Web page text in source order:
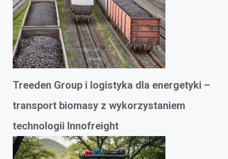
Treeden Group i logistyka dla energetyki –
transport biomasy z wykorzystaniem
technologii Innofreight